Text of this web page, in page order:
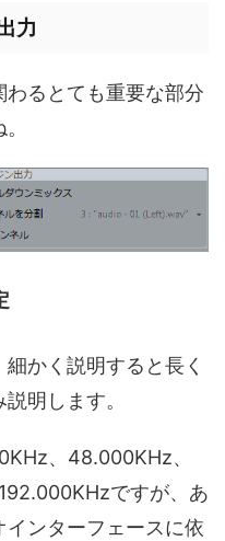
力
わるとても重要な部分
かく説明すると長く
明します。
、48.000KHz、
ですが、あ
ンターフェースに依